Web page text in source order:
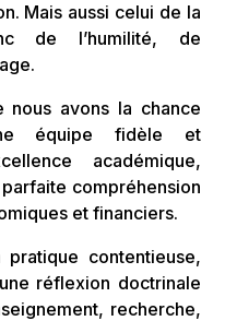
Mais aussi celui de la
de l’humilité, de
nous avons la chance
équipe fidèle et
académique,
compréhension
et financiers.
contentieuse,
réflexion doctrinale
recherche,